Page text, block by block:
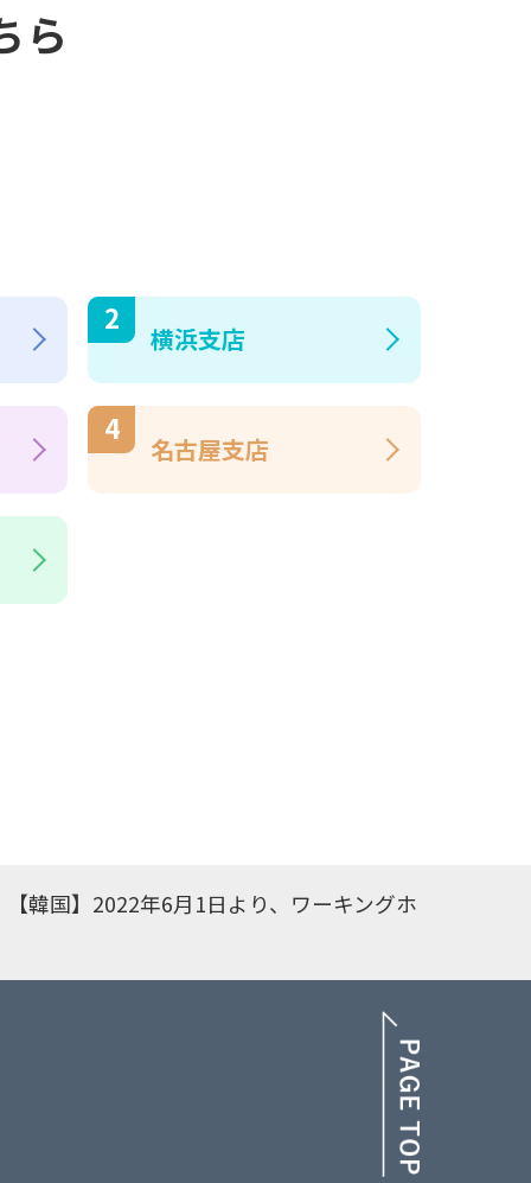
ら
横浜支店
名古屋支店
【韓国】2022年6月1日より、ワーキングホ